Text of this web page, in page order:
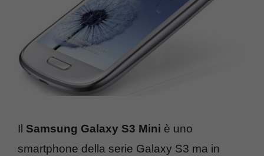
Il Samsung Galaxy S3 Mini è uno
smartphone della serie Galaxy S3 ma in